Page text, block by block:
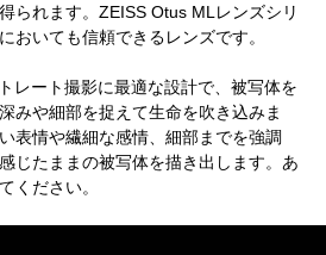
られます。ZEISS Otus MLレンズシリ
おいても信頼できるレンズです。
レート撮影に最適な設計で、被写体を
みや細部を捉えて生命を吹き込みま
表情や繊細な感情、細部までを強調
じたままの被写体を描き出します。あ
ください。